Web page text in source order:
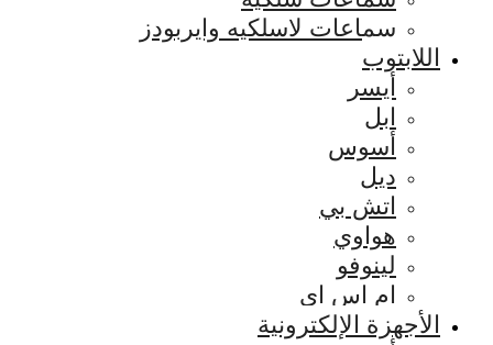
سماعات لاسلكيه وايربودز
اللابتوب
أيسر
ابل
أسوس
ديل
اتش بي
هواوي
لينوفو
ام اس اي
الأجهزة الإلكترونية